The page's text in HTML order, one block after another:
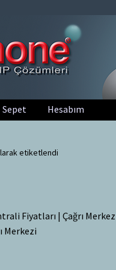
Sepet Hesabım
etiketlendi
Fiyatları | Çağrı
Merkezi